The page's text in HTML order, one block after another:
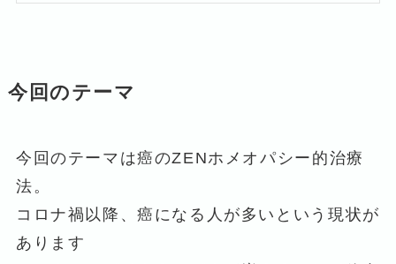
今回のテーマ
今回のテーマは癌のZENホメオパシー的治療
法。
コロナ禍以降、癌になる人が多いという現状が
あります